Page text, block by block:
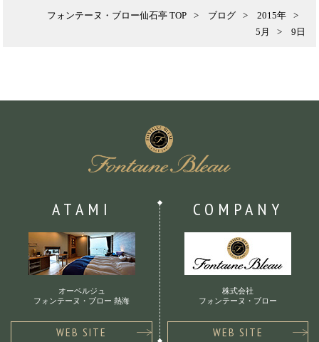
フォンテーヌ・ブロー仙石亭 TOP ブログ
2015年
5月
9日
ATAMI
オーベルジュ
フォンテーヌ・ブロー 熱海
WEB SITE
COMPANY
株式会社
フォンテーヌ・ブロー
WEB SITE